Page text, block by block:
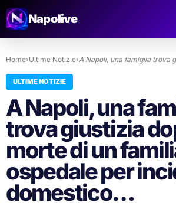
Napolive
Home›Ultime Notizie›A Napoli, una famiglia trova
ULTIME NOTIZIE
A Napoli, una
trova giustizia
morte di un
ospedale per
domestico…